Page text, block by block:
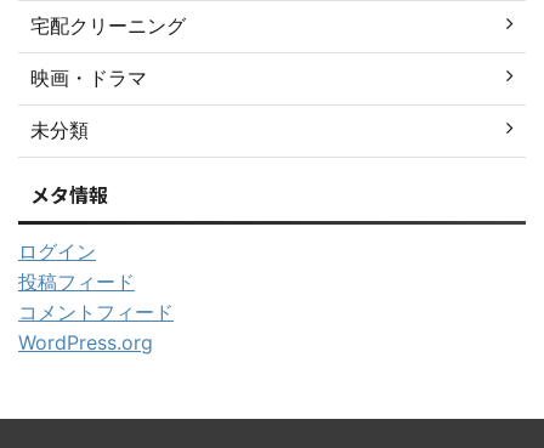
宅配クリーニング
映画・ドラマ
未分類
メタ情報
ログイン
投稿フィード
コメントフィード
WordPress.org